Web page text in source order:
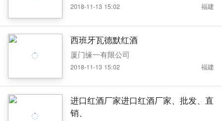
2018-11-13 15:02 福建
西班牙瓦德默红酒
厦门缘一有限公司
2018-11-13 15:02 福建
进口红酒厂家进口红酒厂家、批发、直
销、